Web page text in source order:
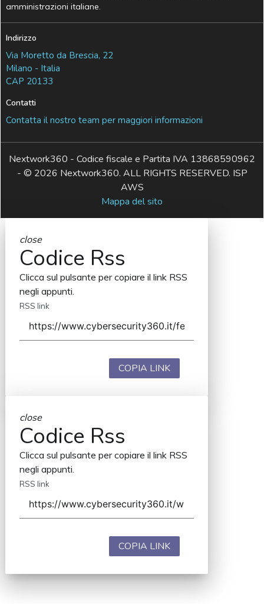
amministrazioni italiane.
Indirizzo
Via Moretto da Brescia, 22
Milano - Italia
CAP 20133
Contatti
Contatta il nostro team per maggiori informazioni
Nextwork360 - Codice fiscale e Partita IVA 13868590962
- © 2026 Nextwork360. ALL RIGHTS RESERVED. ISP
AWS
Mappa del sito
close
Codice Rss
Clicca sul pulsante per copiare il link RSS
negli appunti.
RSS link
COPIA LINK
close
Codice Rss
Clicca sul pulsante per copiare il link RSS
negli appunti.
RSS link
COPIA LINK